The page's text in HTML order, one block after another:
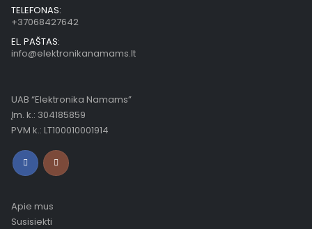
TELEFONAS:
+37068427642
EL. PAŠTAS:
info@elektronikanamams.lt
UAB “Elektronika Namams”
Įm. k.: 304185859
PVM k.: LT100010001914
Apie mus
Susisiekti